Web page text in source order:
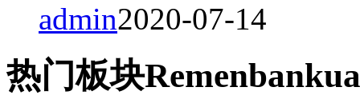
admin2020-07-14
热门板块Remen